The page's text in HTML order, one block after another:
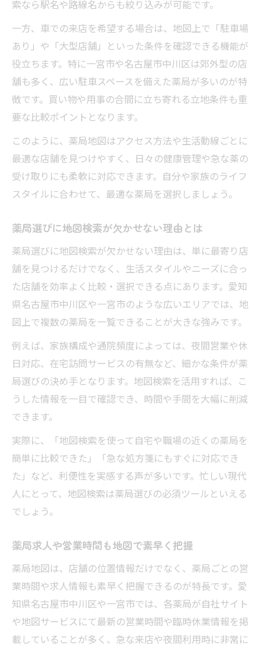
索なら駅名や路線名からも絞り込みが可能です。
一方、車での来店を希望する場合は、地図上で「駐車場
あり」や「大型店舗」といった条件を確認できる機能が
役立ちます。特に一宮市や名古屋市中川区は郊外型の店
舗も多く、広い駐車スペースを備えた薬局が多いのが特
徴です。買い物や用事の合間に立ち寄れる立地条件も重
要な比較ポイントとなります。
このように、薬局地図はアクセス方法や生活動線ごとに
最適な店舗を見つけやすく、日々の健康管理や急な薬の
受け取りにも柔軟に対応できます。自分や家族のライフ
スタイルに合わせて、最適な薬局を選択しましょう。
薬局選びに地図検索が欠かせない理由とは
薬局選びに地図検索が欠かせない理由は、単に最寄り店
舗を見つけるだけでなく、生活スタイルやニーズに合っ
た店舗を効率よく比較・選択できる点にあります。愛知
県名古屋市中川区や一宮市のような広いエリアでは、地
図上で複数の薬局を一覧できることが大きな強みです。
例えば、家族構成や通院頻度によっては、夜間営業や休
日対応、在宅訪問サービスの有無など、細かな条件が薬
局選びの決め手となります。地図検索を活用すれば、こ
うした情報を一目で確認でき、時間や手間を大幅に削減
できます。
実際に、「地図検索を使って自宅や職場の近くの薬局を
簡単に比較できた」「急な処方箋にもすぐに対応でき
た」など、利便性を実感する声が多いです。忙しい現代
人にとって、地図検索は薬局選びの必須ツールといえる
でしょう。
薬局求人や営業時間も地図で素早く把握
薬局地図は、店舗の位置情報だけでなく、薬局ごとの営
業時間や求人情報も素早く把握できるのが特長です。愛
知県名古屋市中川区や一宮市では、各薬局が自社サイト
や地図サービスにて最新の営業時間や臨時休業情報を掲
載していることが多く、急な来店や夜間利用時に非常に